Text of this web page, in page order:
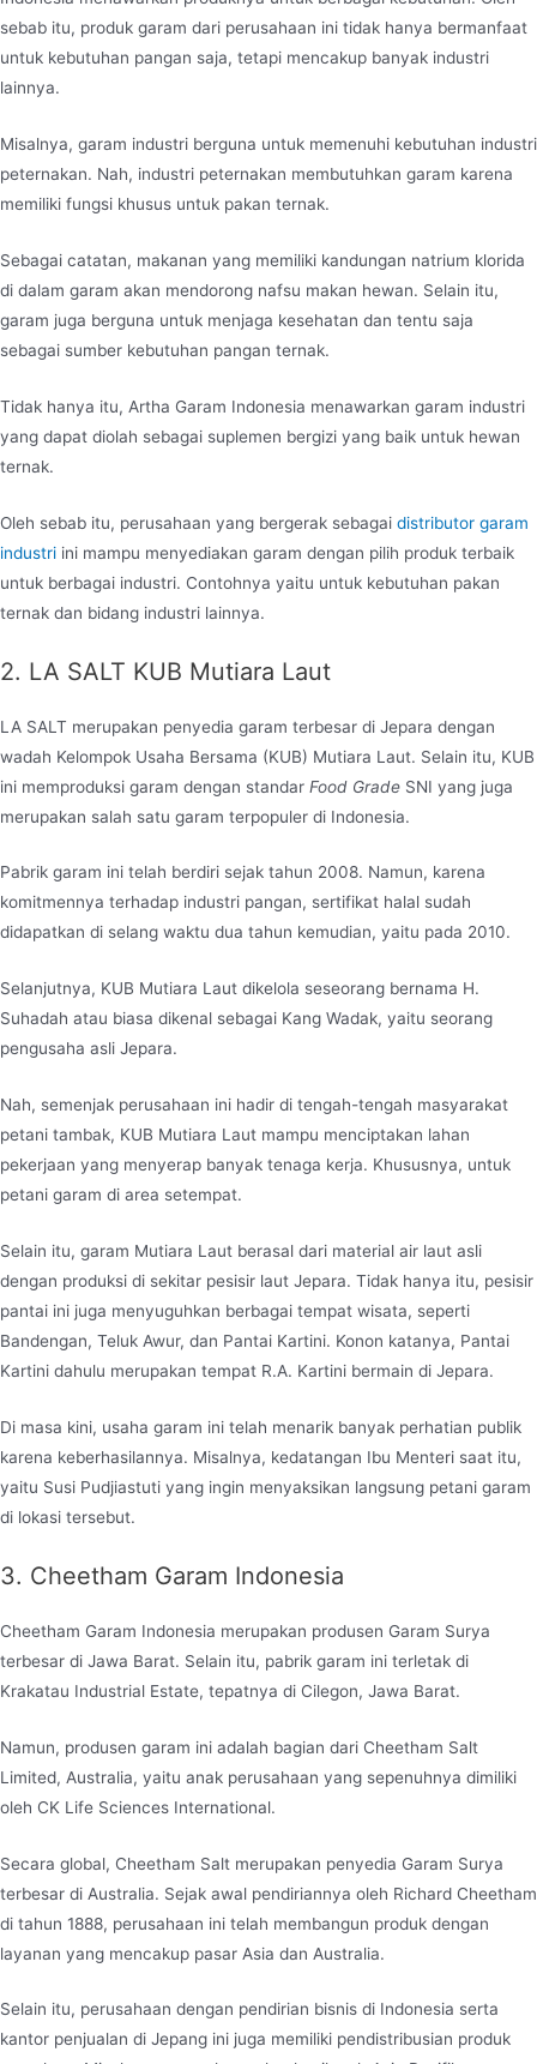
sebab itu, produk garam dari perusahaan ini tidak hanya bermanfaat
untuk kebutuhan pangan saja, tetapi mencakup banyak industri
lainnya.
Misalnya, garam industri berguna untuk memenuhi kebutuhan industri
peternakan. Nah, industri peternakan membutuhkan garam karena
memiliki fungsi khusus untuk pakan ternak.
Sebagai catatan, makanan yang memiliki kandungan natrium klorida
di dalam garam akan mendorong nafsu makan hewan. Selain itu,
garam juga berguna untuk menjaga kesehatan dan tentu saja
sebagai sumber kebutuhan pangan ternak.
Tidak hanya itu, Artha Garam Indonesia menawarkan garam industri
yang dapat diolah sebagai suplemen bergizi yang baik untuk hewan
ternak.
Oleh sebab itu, perusahaan yang bergerak sebagai distributor garam
industri ini mampu menyediakan garam dengan pilih produk terbaik
untuk berbagai industri. Contohnya yaitu untuk kebutuhan pakan
ternak dan bidang industri lainnya.
2. LA SALT KUB Mutiara Laut
LA SALT merupakan penyedia garam terbesar di Jepara dengan
wadah Kelompok Usaha Bersama (KUB) Mutiara Laut. Selain itu, KUB
ini memproduksi garam dengan standar Food Grade SNI yang juga
merupakan salah satu garam terpopuler di Indonesia.
Pabrik garam ini telah berdiri sejak tahun 2008. Namun, karena
komitmennya terhadap industri pangan, sertifikat halal sudah
didapatkan di selang waktu dua tahun kemudian, yaitu pada 2010.
Selanjutnya, KUB Mutiara Laut dikelola seseorang bernama H.
Suhadah atau biasa dikenal sebagai Kang Wadak, yaitu seorang
pengusaha asli Jepara.
Nah, semenjak perusahaan ini hadir di tengah-tengah masyarakat
petani tambak, KUB Mutiara Laut mampu menciptakan lahan
pekerjaan yang menyerap banyak tenaga kerja. Khususnya, untuk
petani garam di area setempat.
Selain itu, garam Mutiara Laut berasal dari material air laut asli
dengan produksi di sekitar pesisir laut Jepara. Tidak hanya itu, pesisir
pantai ini juga menyuguhkan berbagai tempat wisata, seperti
Bandengan, Teluk Awur, dan Pantai Kartini. Konon katanya, Pantai
Kartini dahulu merupakan tempat R.A. Kartini bermain di Jepara.
Di masa kini, usaha garam ini telah menarik banyak perhatian publik
karena keberhasilannya. Misalnya, kedatangan Ibu Menteri saat itu,
yaitu Susi Pudjiastuti yang ingin menyaksikan langsung petani garam
di lokasi tersebut.
3. Cheetham Garam Indonesia
Cheetham Garam Indonesia merupakan produsen Garam Surya
terbesar di Jawa Barat. Selain itu, pabrik garam ini terletak di
Krakatau Industrial Estate, tepatnya di Cilegon, Jawa Barat.
Namun, produsen garam ini adalah bagian dari Cheetham Salt
Limited, Australia, yaitu anak perusahaan yang sepenuhnya dimiliki
oleh CK Life Sciences International.
Secara global, Cheetham Salt merupakan penyedia Garam Surya
terbesar di Australia. Sejak awal pendiriannya oleh Richard Cheetham
di tahun 1888, perusahaan ini telah membangun produk dengan
layanan yang mencakup pasar Asia dan Australia.
Selain itu, perusahaan dengan pendirian bisnis di Indonesia serta
kantor penjualan di Jepang ini juga memiliki pendistribusian produk